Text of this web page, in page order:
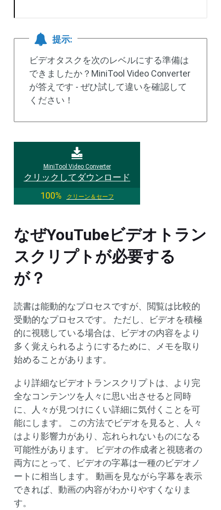
提示:
ビデオタスクを次のレベルにする準備は
できましたか？MiniTool Video Converter
が答えです - ぜひ試して違いを確認して
ください！
MiniTool Video Converter
クリックしてダウンロード
100%
クリーン＆セーフ
なぜYouTubeビデオトラン
スクリプトが必要する
が？
読書は能動的なプロセスですが、閲覧は比較的
受動的なプロセスです。 ただし、ビデオを積極
的に視聴している場合は、ビデオの内容をより
多く覚えられるようにするために、メモを取り
始めることがあります。
より詳細なビデオトランスクリプトは、より完
全なコンテンツを人々に思い出させると同時
に、人々が見つけにくい詳細に気付くことを可
能にします。 この方法でビデオを見ると、人々
はより影響力があり、忘れられないものになる
可能性があります。 ビデオの作成者と視聴者の
両方にとって、ビデオの字幕は一種のビデオノ
ートに相当します。 動画を見ながら字幕を表示
できれば、動画の内容がわかりやすくなりま
す。